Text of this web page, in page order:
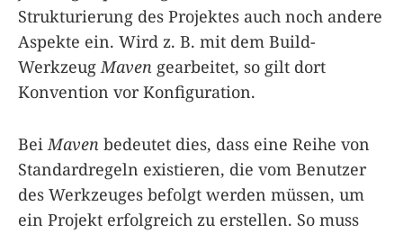
Strukturierung des Projektes auch noch andere
Aspekte ein. Wird z. B. mit dem Build-
WerkzeugMaven gearbeitet, so gilt dort
Konvention vor Konfiguration.
BeiMaven bedeutet dies, dass eine Reihe von
Standardregeln existieren, die vom Benutzer
des Werkzeuges befolgt werden müssen, um
ein Projekt erfolgreich zu erstellen. So muss